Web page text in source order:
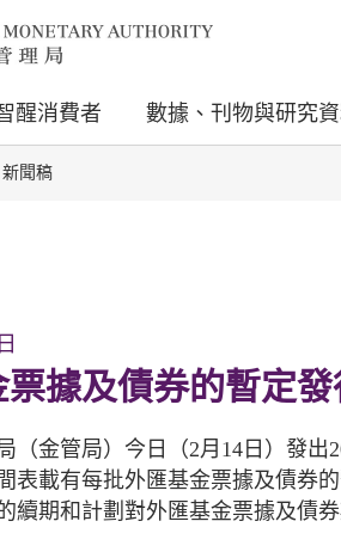
醒消費者 數據、刊物與研究
新聞稿
票據及債券的暫定
（金管局）今日（2月14日）發出
表載有每批外匯基金票據及債券
續期和計劃對外匯基金票據及債